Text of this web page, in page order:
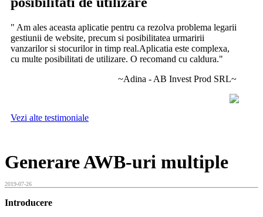
" Am ales aceasta aplicatie pentru ca rezolva problema legarii
gestiunii de website, precum si posibilitatea urmaririi
vanzarilor si stocurilor in timp real.Aplicatia este complexa,
cu multe posibilitati de utilizare. O recomand cu caldura."
~Adina - AB Invest Prod SRL~
Vezi alte testimoniale
Generare AWB-uri multiple
2019-07-26
Introducere